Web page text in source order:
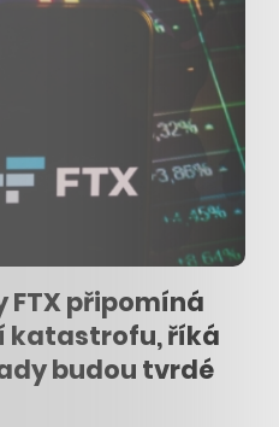
připomíná
katastrofu, říká
budou tvrdé